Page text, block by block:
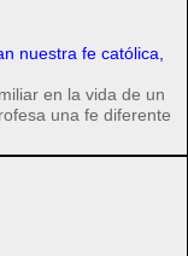
nuestra fe católica,
en la vida de un
una fe diferente